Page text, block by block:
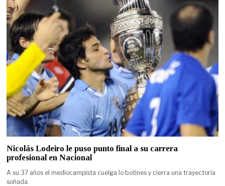
Nicolás Lodeiro le puso punto final a su carrera
profesional en Nacional
A su 37 años el mediocampista cuelga lo botines y cierra una trayectoria
soñada.